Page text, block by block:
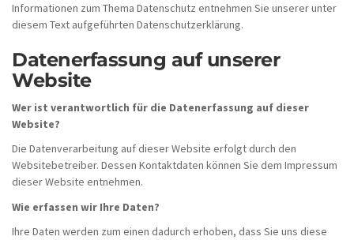
Informationen zum Thema Datenschutz entnehmen Sie unserer unter
diesem Text aufgeführten Datenschutzerklärung.
Datenerfassung auf unserer
Website
Wer ist verantwortlich für die Datenerfassung auf dieser
Website?
Die Datenverarbeitung auf dieser Website erfolgt durch den
Websitebetreiber. Dessen Kontaktdaten können Sie dem Impressum
dieser Website entnehmen.
Wie erfassen wir Ihre Daten?
Ihre Daten werden zum einen dadurch erhoben, dass Sie uns diese